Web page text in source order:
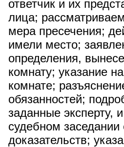
ответчик и их
лица;
мера пресечения;
имели место;
определения,
комнату; указание
комнате;
обязанностей;
заданные эксперту,
судебном
доказательств;